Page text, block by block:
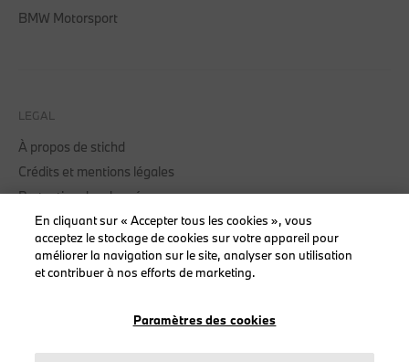
BMW Motorsport
LEGAL
À propos de stichd
Crédits et mentions légales
Protection des données
Politique cookies
© stichd sportmerchandising B.V. Reg. No. 63490757
Mentions légales
Protection des données
En cliquant sur « Accepter tous les cookies », vous
acceptez le stockage de cookies sur votre appareil pour
améliorer la navigation sur le site, analyser son utilisation
et contribuer à nos efforts de marketing.
Paramètres des cookies